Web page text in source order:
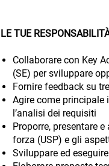
LE TUE
Collaborare con Key
(SE) per sviluppare
Fornire feedback su
Agire come principale
l’analisi dei requisiti
Proporre, presentare
forza (USP) e gli
Sviluppare ed